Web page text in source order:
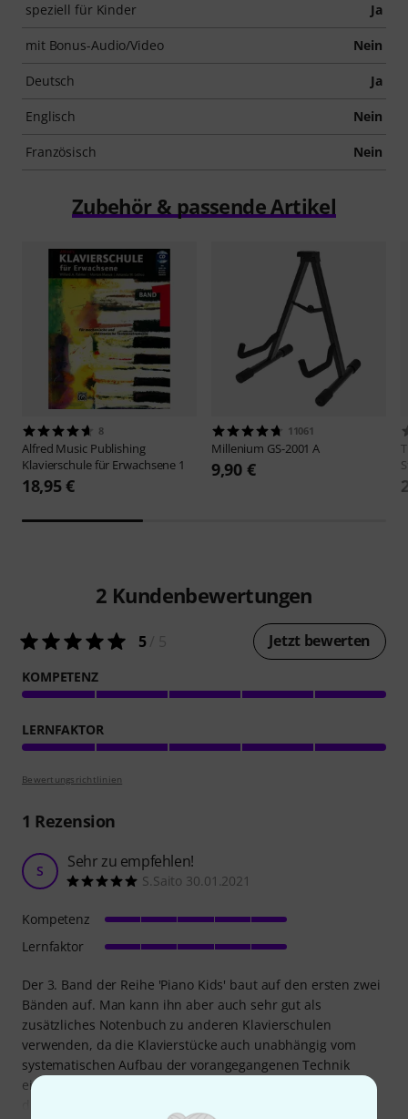
speziell für Kinder Ja
mit Bonus-Audio/Video Nein
Deutsch Ja
Englisch Nein
Französisch Nein
Zubehör & passende Artikel
8
Alfred Music Publishing
Klavierschule für Erwachsene 1
18,95 €
11061
Millenium GS-2001 A
9,90 €
2 Kundenbewertungen
5/ 5 Jetzt bewerten
KOMPETENZ
LERNFAKTOR
Bewertungsrichtlinien
1 Rezension
S Sehr zu empfehlen!
S.Saito 30.01.2021
Der 3. Band der Reihe 'Piano Kids' baut auf den ersten zwei
Bänden auf. Man kann ihn aber auch sehr gut als
zusätzliches Notenbuch zu anderen Klavierschulen
verwenden, da die Klavierstücke auch unabhängig vom
systematischen Aufbau der vorangegangenen Technik
einzusetzen sind. Anfangs legt der Herausgeber Wert, auf
Kompetenz
Lernfaktor